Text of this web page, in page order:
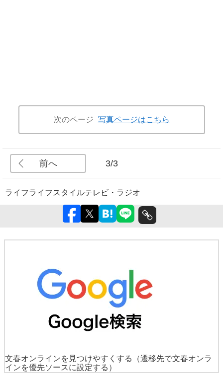
次のページ 写真ページはこちら
前へ 3/3
ライフライフスタイルテレビ・ラジオ
文春オンラインを見つけやすくする
（遷移先で文春オンラ
インを優先ソースに設定する）